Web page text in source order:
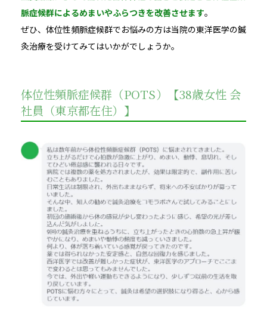
脈症候群によるめまいやふらつきを改善させます。
ぜひ、体位性頻脈症候群でお悩みの方は当院の東洋医学の鍼
灸治療を受けてみてはいかがでしょうか。
体位性頻脈症候群（POTS）【38歳女性 会
社員（東京都在住）】